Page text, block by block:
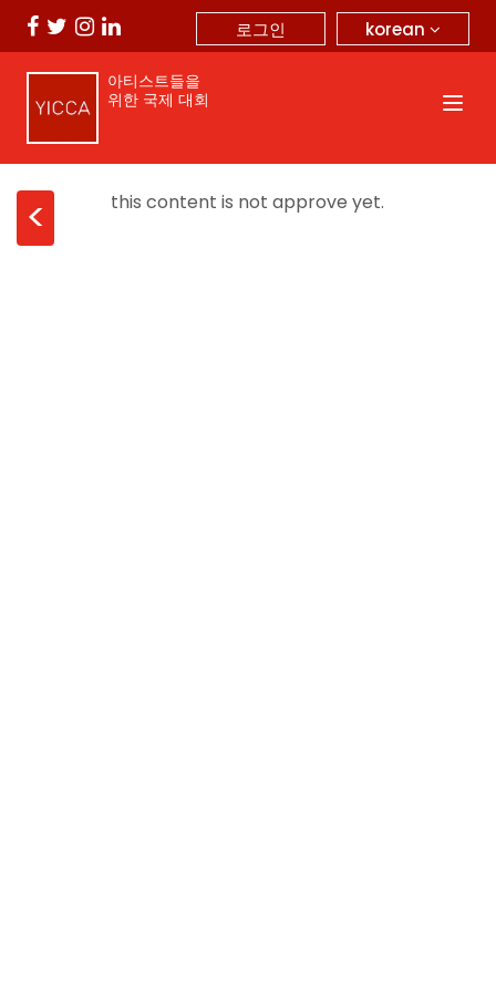
korean
로그인
아티스트들을
위한 국제 대회
< this content is not approve yet.